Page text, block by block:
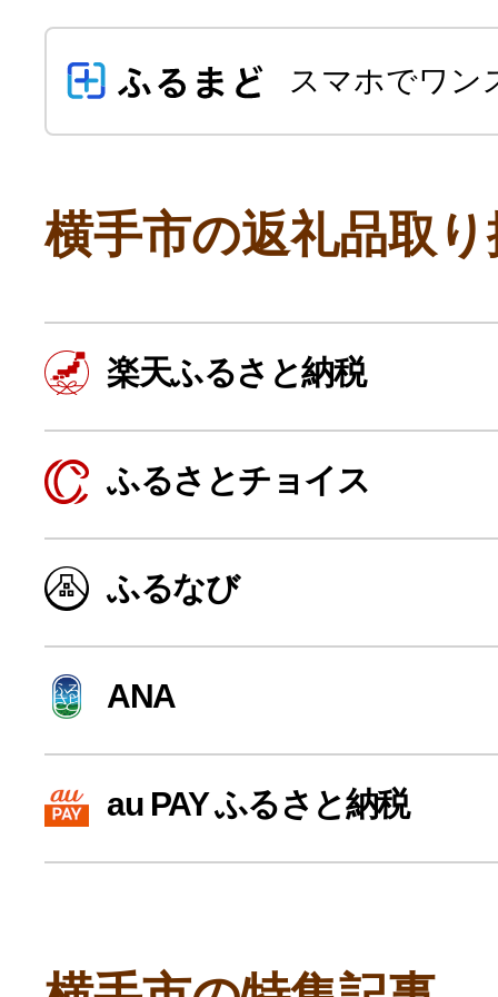
寄付上限額シミュレーション
給与所得者版
副業・パラレルワーカー
個人事業主・フリーラン
個人事業・フリーランス
スマホでワン
横手市の返礼品取
楽天ふるさと納税
ふるさとチョイス
ふるなび
ANA
au PAY ふるさと納税